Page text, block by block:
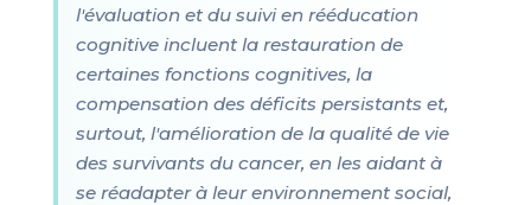
l'évaluation et du suivi en rééducation
cognitive incluent la restauration de
certaines fonctions cognitives, la
compensation des déficits persistants et,
surtout, l'amélioration de la qualité de vie
des survivants du cancer, en les aidant à
se réadapter à leur environnement social,